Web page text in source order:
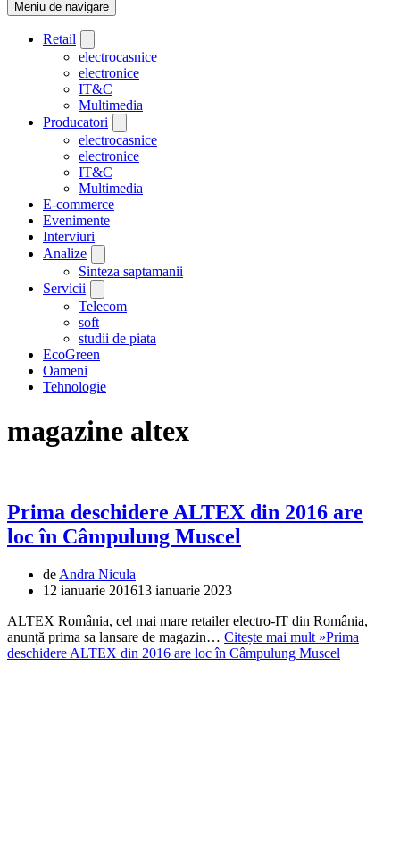
Meniu de navigare
Retail
electrocasnice
electronice
IT&C
Multimedia
Producatori
electrocasnice
electronice
IT&C
Multimedia
E-commerce
Evenimente
Interviuri
Analize
Sinteza saptamanii
Servicii
Telecom
soft
studii de piata
EcoGreen
Oameni
Tehnologie
magazine altex
Prima deschidere ALTEX din 2016 are
loc în Câmpulung Muscel
de Andra Nicula
12 ianuarie 201613 ianuarie 2023
ALTEX România, cel mai mare retailer electro-IT din România,
anunță prima sa lansare de magazin… Citește mai mult »Prima
deschidere ALTEX din 2016 are loc în Câmpulung Muscel